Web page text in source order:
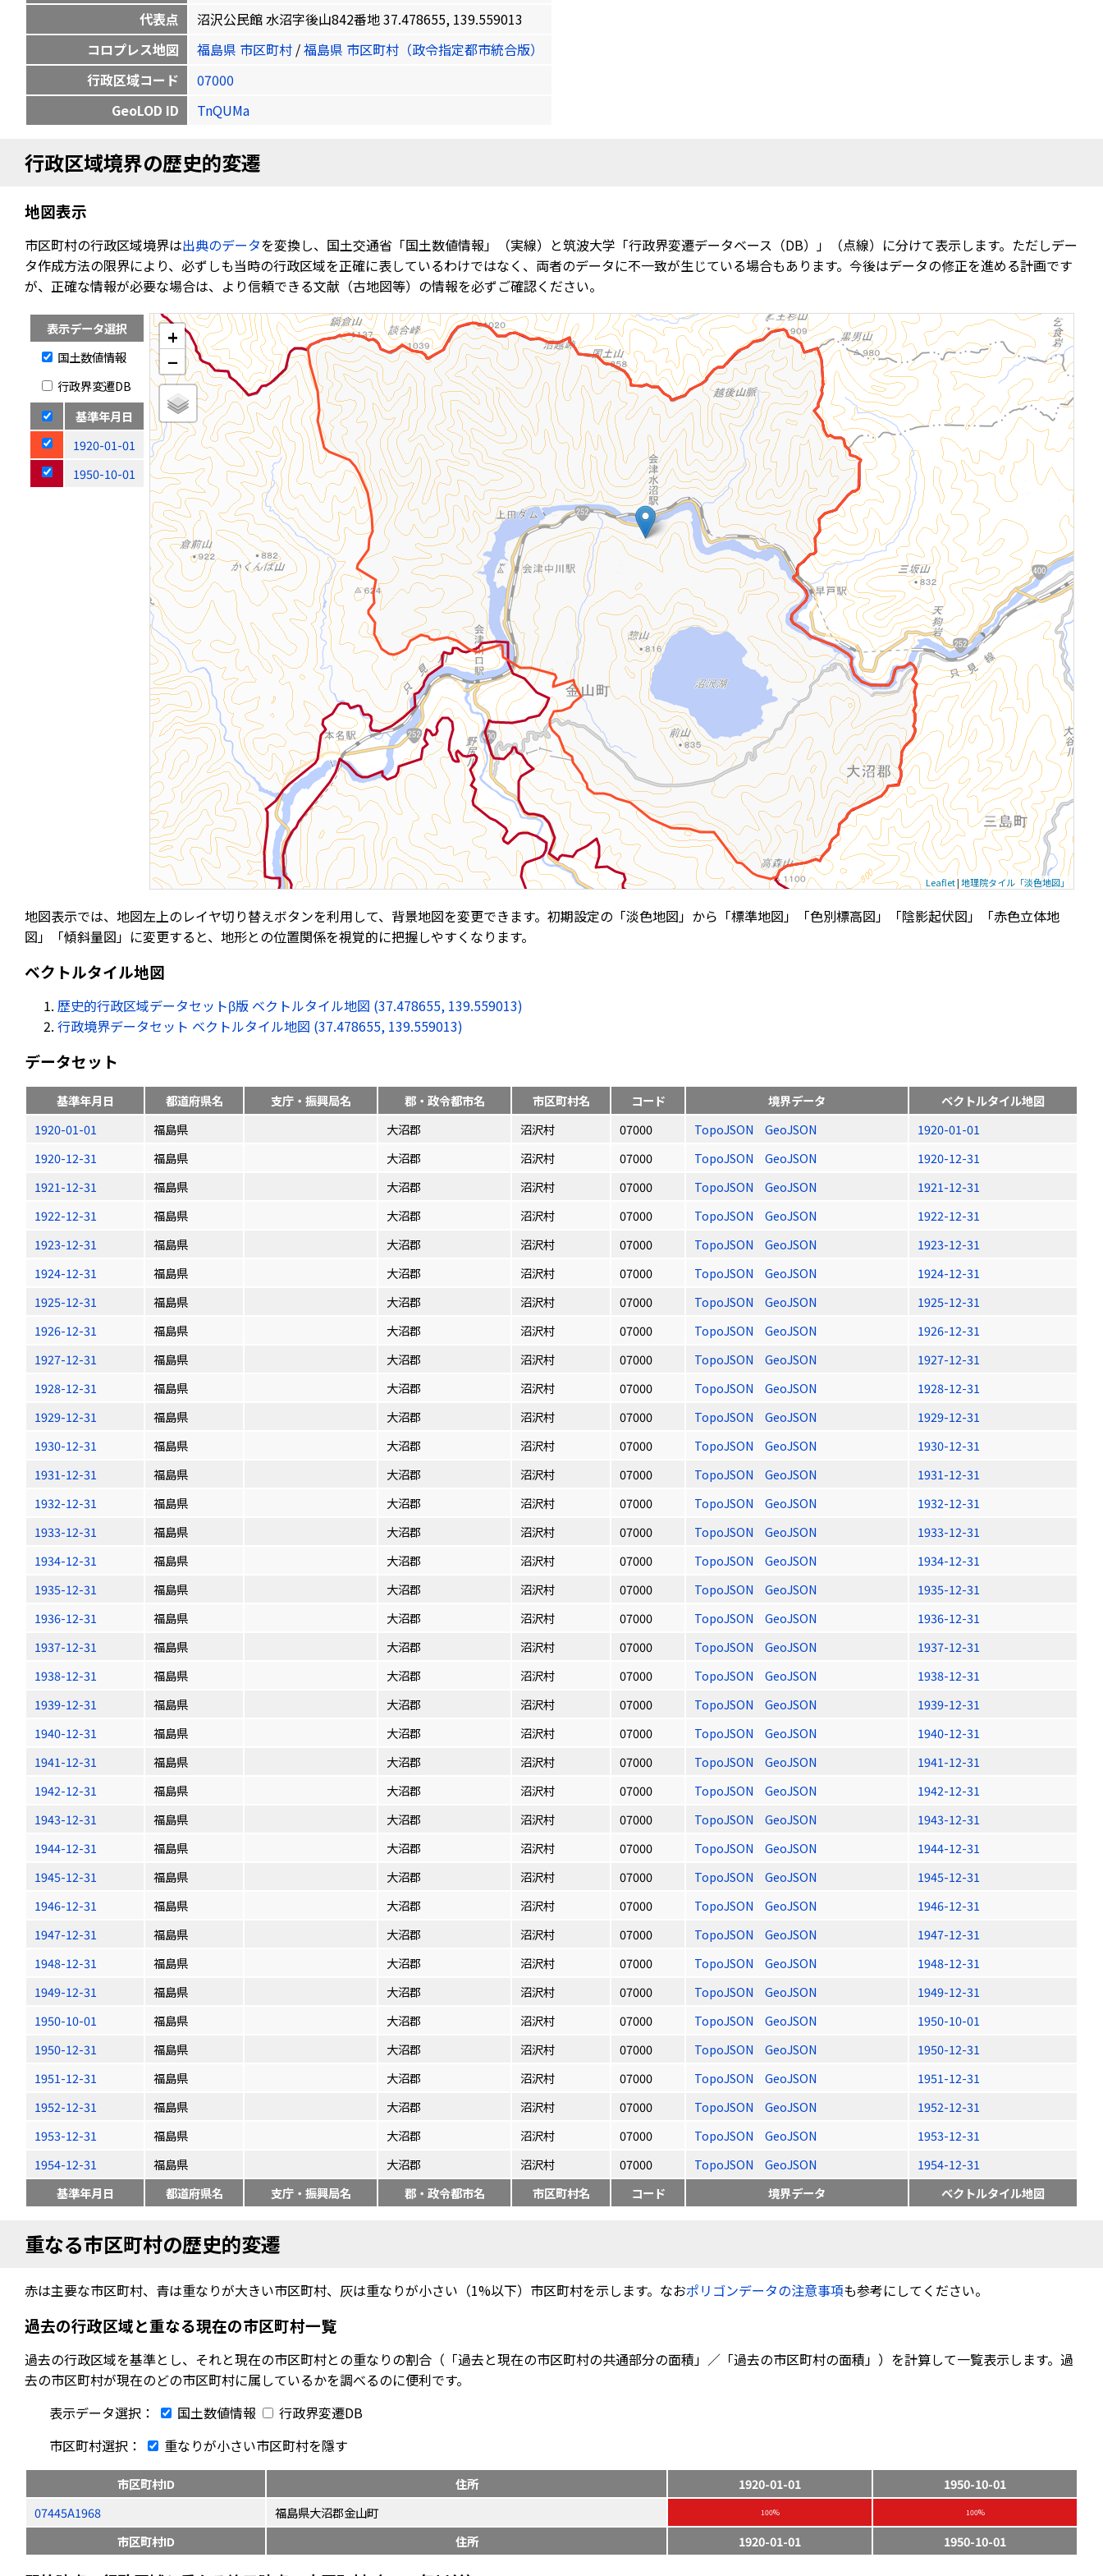
代表点
沼沢公民館 水沼字後山842番地 37.478655, 139.559013
コロプレス地図
福島県 市区町村 /福島県 市区町村（政令指定都市統合版）
行政区域コード
07000
GeoLOD ID
TnQUMa
行政区域境界の歴史的変遷
地図表示
市区町村の行政区域境界は出典のデータを変換し、国土交通省「国土数値情報」（実線）と筑波大学「行政界変遷データベース（DB）」（点線）に分けて表示します。ただしデー
タ作成方法の限界により、必ずしも当時の行政区域を正確に表しているわけではなく、両者のデータに不一致が生じている場合もあります。今後はデータの修正を進める計画です
が、正確な情報が必要な場合は、より信頼できる文献（古地図等）の情報を必ずご確認ください。
表示データ選択
国土数値情報
行政界変遷DB
基準年月日
1920-01-01
1950-10-01
+
−
Leaflet|地理院タイル「淡色地図」
地図表示では、地図左上のレイヤ切り替えボタンを利用して、背景地図を変更できます。初期設定の「淡色地図」から「標準地図」「色別標高図」「陰影起伏図」「赤色立体地
図」「傾斜量図」に変更すると、地形との位置関係を視覚的に把握しやすくなります。
ベクトルタイル地図
歴史的行政区域データセットβ版 ベクトルタイル地図 (37.478655, 139.559013)
行政境界データセット ベクトルタイル地図 (37.478655, 139.559013)
データセット
基準年月日 都道府県名 支庁・振興局名 郡・政令都市名 市区町村名 コード 境界データ
ベクトルタイル地図
1920-01-01
福島県 大沼郡 沼沢村 07000 TopoJSON GeoJSON
1920-01-01
1920-12-31
福島県 大沼郡 沼沢村 07000 TopoJSON GeoJSON
1920-12-31
1921-12-31
福島県 大沼郡 沼沢村 07000 TopoJSON GeoJSON
1921-12-31
1922-12-31
福島県 大沼郡 沼沢村 07000 TopoJSON GeoJSON
1922-12-31
1923-12-31
福島県 大沼郡 沼沢村 07000 TopoJSON GeoJSON
1923-12-31
1924-12-31
福島県 大沼郡 沼沢村 07000 TopoJSON GeoJSON
1924-12-31
1925-12-31
福島県 大沼郡 沼沢村 07000 TopoJSON GeoJSON
1925-12-31
1926-12-31
福島県 大沼郡 沼沢村 07000 TopoJSON GeoJSON
1926-12-31
1927-12-31
福島県 大沼郡 沼沢村 07000 TopoJSON GeoJSON
1927-12-31
1928-12-31
福島県 大沼郡 沼沢村 07000 TopoJSON GeoJSON
1928-12-31
1929-12-31
福島県 大沼郡 沼沢村 07000 TopoJSON GeoJSON
1929-12-31
1930-12-31
福島県 大沼郡 沼沢村 07000 TopoJSON GeoJSON
1930-12-31
1931-12-31
福島県 大沼郡 沼沢村 07000 TopoJSON GeoJSON
1931-12-31
1932-12-31
福島県 大沼郡 沼沢村 07000 TopoJSON GeoJSON
1932-12-31
1933-12-31
福島県 大沼郡 沼沢村 07000 TopoJSON GeoJSON
1933-12-31
1934-12-31
福島県 大沼郡 沼沢村 07000 TopoJSON GeoJSON
1934-12-31
1935-12-31
福島県 大沼郡 沼沢村 07000 TopoJSON GeoJSON
1935-12-31
1936-12-31
福島県 大沼郡 沼沢村 07000 TopoJSON GeoJSON
1936-12-31
1937-12-31
福島県 大沼郡 沼沢村 07000 TopoJSON GeoJSON
1937-12-31
1938-12-31
福島県 大沼郡 沼沢村 07000 TopoJSON GeoJSON
1938-12-31
1939-12-31
福島県 大沼郡 沼沢村 07000 TopoJSON GeoJSON
1939-12-31
1940-12-31
福島県 大沼郡 沼沢村 07000 TopoJSON GeoJSON
1940-12-31
1941-12-31
福島県 大沼郡 沼沢村 07000 TopoJSON GeoJSON
1941-12-31
1942-12-31
福島県 大沼郡 沼沢村 07000 TopoJSON GeoJSON
1942-12-31
1943-12-31
福島県 大沼郡 沼沢村 07000 TopoJSON GeoJSON
1943-12-31
1944-12-31
福島県 大沼郡 沼沢村 07000 TopoJSON GeoJSON
1944-12-31
1945-12-31
福島県 大沼郡 沼沢村 07000 TopoJSON GeoJSON
1945-12-31
1946-12-31
福島県 大沼郡 沼沢村 07000 TopoJSON GeoJSON
1946-12-31
1947-12-31
福島県 大沼郡 沼沢村 07000 TopoJSON GeoJSON
1947-12-31
1948-12-31
福島県 大沼郡 沼沢村 07000 TopoJSON GeoJSON
1948-12-31
1949-12-31
福島県 大沼郡 沼沢村 07000 TopoJSON GeoJSON
1949-12-31
1950-10-01
福島県 大沼郡 沼沢村 07000 TopoJSON GeoJSON
1950-10-01
1950-12-31
福島県 大沼郡 沼沢村 07000 TopoJSON GeoJSON
1950-12-31
1951-12-31
福島県 大沼郡 沼沢村 07000 TopoJSON GeoJSON
1951-12-31
1952-12-31
福島県 大沼郡 沼沢村 07000 TopoJSON GeoJSON
1952-12-31
1953-12-31
福島県 大沼郡 沼沢村 07000 TopoJSON GeoJSON
1953-12-31
1954-12-31
福島県 大沼郡 沼沢村 07000 TopoJSON GeoJSON
1954-12-31
基準年月日
都道府県名 支庁・振興局名 郡・政令都市名 市区町村名 コード 境界データ ベクトルタイル地図
重なる市区町村の歴史的変遷
赤は主要な市区町村、青は重なりが大きい市区町村、灰は重なりが小さい（1%以下）市区町村を示します。なおポリゴンデータの注意事項も参考にしてください。
過去の行政区域と重なる現在の市区町村一覧
過去の行政区域を基準とし、それと現在の市区町村との重なりの割合（「過去と現在の市区町村の共通部分の面積」／「過去の市区町村の面積」）を計算して一覧表示します。過
去の市区町村が現在のどの市区町村に属しているかを調べるのに便利です。
表示データ選択：
国土数値情報
行政界変遷DB
市区町村選択：
重なりが小さい市区町村を隱す
市区町村ID 住所 1920-01-01
1950-10-01
07445A1968
福島県大沼郡金山町 100% 100%
市区町村ID 住所 1920-01-01 1950-10-01